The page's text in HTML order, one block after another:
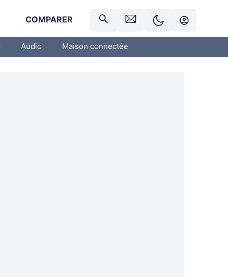
COMPARER
Audio Maison connectée